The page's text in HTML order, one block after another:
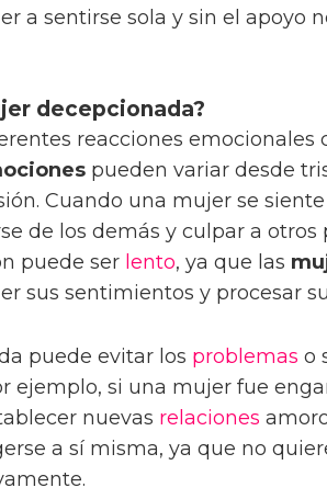
a sentirse sola y sin el apoyo
decepcionada?
reacciones emocionales
pueden variar desde
Cuando una mujer se
de los demás y culpar a otros
puede ser lento, ya que las
sus sentimientos y procesar
puede evitar los problemas o
ejemplo, si una mujer fue
nuevas relaciones
a sí misma, ya que no